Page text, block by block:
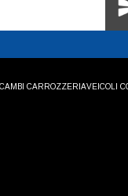
CARROZZERIAVEICOLI